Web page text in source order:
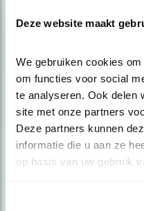
Deze website maakt
We gebruiken cookies
om functies voor social
te analyseren. Ook delen
site met onze partners
Deze partners kunnen
informatie die u aan ze
op basis van uw gebruik
Blog
Door Ruwan Aluvihare